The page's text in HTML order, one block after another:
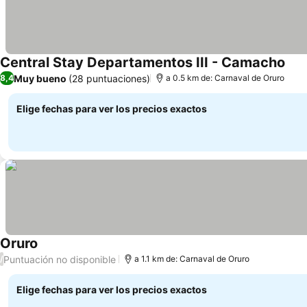
Central Stay Departamentos III - Camacho
8,4Muy bueno (28 puntuaciones) a 0.5 km de: Carnaval de Oruro
Elige fechas para ver los precios exactos
Oruro
/Puntuación no disponible a 1.1 km de: Carnaval de Oruro
Elige fechas para ver los precios exactos